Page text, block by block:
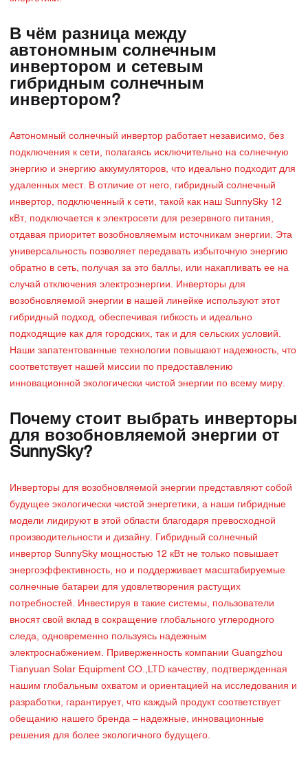
В чём разница между
автономным солнечным
инвертором и сетевым
гибридным солнечным
инвертором?
Автономный солнечный инвертор работает независимо, без
подключения к сети, полагаясь исключительно на солнечную
энергию и энергию аккумуляторов, что идеально подходит для
удаленных мест. В отличие от него, гибридный солнечный
инвертор, подключенный к сети, такой как наш SunnySky 12
кВт, подключается к электросети для резервного питания,
отдавая приоритет возобновляемым источникам энергии. Эта
универсальность позволяет передавать избыточную энергию
обратно в сеть, получая за это баллы, или накапливать ее на
случай отключения электроэнергии. Инверторы для
возобновляемой энергии в нашей линейке используют этот
гибридный подход, обеспечивая гибкость и идеально
подходящие как для городских, так и для сельских условий.
Наши запатентованные технологии повышают надежность, что
соответствует нашей миссии по предоставлению
инновационной экологически чистой энергии по всему миру.
Почему стоит выбрать инверторы
для возобновляемой энергии от
SunnySky?
Инверторы для возобновляемой энергии представляют собой
будущее экологически чистой энергетики, а наши гибридные
модели лидируют в этой области благодаря превосходной
производительности и дизайну. Гибридный солнечный
инвертор SunnySky мощностью 12 кВт не только повышает
энергоэффективность, но и поддерживает масштабируемые
солнечные батареи для удовлетворения растущих
потребностей. Инвестируя в такие системы, пользователи
вносят свой вклад в сокращение глобального углеродного
следа, одновременно пользуясь надежным
электроснабжением. Приверженность компании Guangzhou
Tianyuan Solar Equipment CO.,LTD качеству, подтвержденная
нашим глобальным охватом и ориентацией на исследования и
разработки, гарантирует, что каждый продукт соответствует
обещанию нашего бренда – надежные, инновационные
решения для более экологичного будущего.